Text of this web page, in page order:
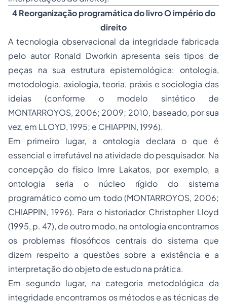
4 Reorganização programática do livroO império do
direito
A tecnologia observacional da integridade fabricada
pelo autor Ronald Dworkin apresenta seis tipos de
peças na sua estrutura epistemológica: ontologia,
metodologia, axiologia, teoria, práxis e sociologia das
ideias (conforme o modelo sintético de
MONTARROYOS, 2006; 2009; 2010, baseado, por sua
vez, em LLOYD, 1995; e CHIAPPIN, 1996).
Em primeiro lugar, a ontologia declara o que é
essencial e irrefutável na atividade do pesquisador. Na
concepção do físico Imre Lakatos, por exemplo, a
ontologia seria o núcleo rígido do sistema
programático como um todo (MONTARROYOS, 2006;
CHIAPPIN, 1996). Para o historiador Christopher Lloyd
(1995, p. 47), de outro modo, na ontologia encontramos
os problemas filosóficos centrais do sistema que
dizem respeito a questões sobre a existência e a
interpretação do objeto de estudo na prática.
Em segundo lugar, na categoria metodológica da
integridade encontramos os métodos e as técnicas de